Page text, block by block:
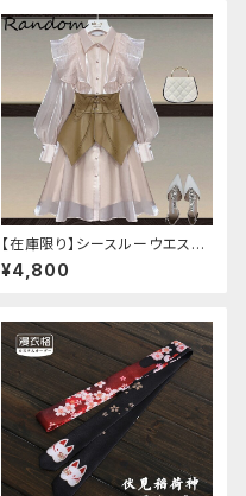
【在庫限り】シースルーウエスト
ベルトワンピースセットアップ（ラ
イトピンク：Lサイズ
¥4,800